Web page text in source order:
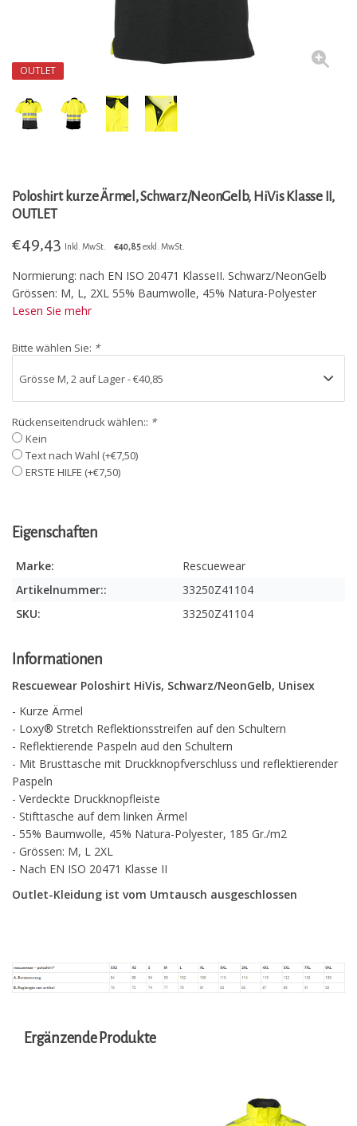
OUTLET
Poloshirt kurze Ärmel, Schwarz/NeonGelb, HiVis Klasse II,
OUTLET
€49,43 Inkl. MwSt. €40,85exkl. MwSt.
Normierung: nach EN ISO 20471 KlasseII. Schwarz/NeonGelb
Grössen: M, L, 2XL 55% Baumwolle, 45% Natura-Polyester
Lesen Sie mehr
Bitte wählen Sie: *
Rückenseitendruck wählen:: *
Kein
Text nach Wahl (+€7,50)
ERSTE HILFE (+€7,50)
Eigenschaften
Marke:
Rescuewear
Artikelnummer::
33250Z41104
SKU:
33250Z41104
Informationen
Rescuewear Poloshirt HiVis, Schwarz/NeonGelb, Unisex
- Kurze Ärmel
- Loxy® Stretch Reflektionsstreifen auf den Schultern
- Reflektierende Paspeln aud den Schultern
- Mit Brusttasche mit Druckknopfverschluss und reflektierender
Paspeln
- Verdeckte Druckknopfleiste
- Stifttasche auf dem linken Ärmel
- 55% Baumwolle, 45% Natura-Polyester, 185 Gr./m2
- Grössen: M, L 2XL
- Nach EN ISO 20471 Klasse II
Outlet-Kleidung ist vom Umtausch ausgeschlossen
Ergänzende Produkte